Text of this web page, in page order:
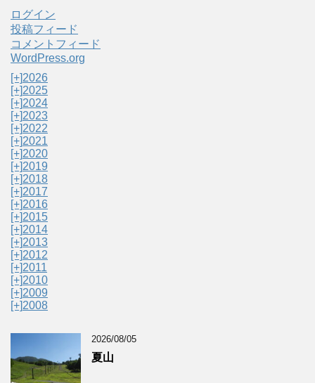
ログイン
投稿フィード
コメントフィード
WordPress.org
[+]2026
[+]2025
[+]2024
[+]2023
[+]2022
[+]2021
[+]2020
[+]2019
[+]2018
[+]2017
[+]2016
[+]2015
[+]2014
[+]2013
[+]2012
[+]2011
[+]2010
[+]2009
[+]2008
2026/08/05
夏山